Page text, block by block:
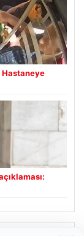
Hastaneye